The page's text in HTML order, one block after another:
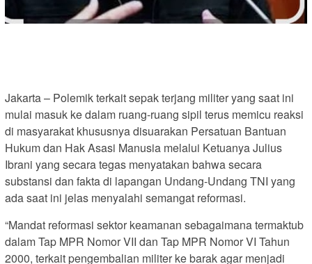
Jakarta – Polemik terkait sepak terjang militer yang saat ini
mulai masuk ke dalam ruang-ruang sipil terus memicu reaksi
di masyarakat khususnya disuarakan Persatuan Bantuan
Hukum dan Hak Asasi Manusia melalui Ketuanya Julius
Ibrani yang secara tegas menyatakan bahwa secara
substansi dan fakta di lapangan Undang-Undang TNI yang
ada saat ini jelas menyalahi semangat reformasi.
“Mandat reformasi sektor keamanan sebagaimana termaktub
dalam Tap MPR Nomor VII dan Tap MPR Nomor VI Tahun
2000, terkait pengembalian militer ke barak agar menjadi